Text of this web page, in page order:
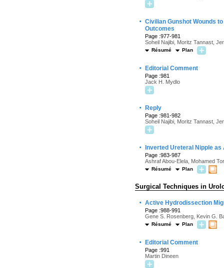
· Civilian Gunshot Wounds
Outcomes
Page :977-981
Soheil Najibi, Moritz Tannast,
Résumé Plan
· Editorial Comment
Page :981
Jack H. Mydlo
· Reply
Page :981-982
Soheil Najibi, Moritz Tannast,
· Inverted Ureteral Nipple
Page :983-987
Ashraf Abou-Elela, Mohamed
Résumé Plan
Surgical Techniques in
· Active Hydrodissection
Page :988-991
Gene S. Rosenberg, Kevin G.
Résumé Plan
· Editorial Comment
Page :991
Martin Dineen